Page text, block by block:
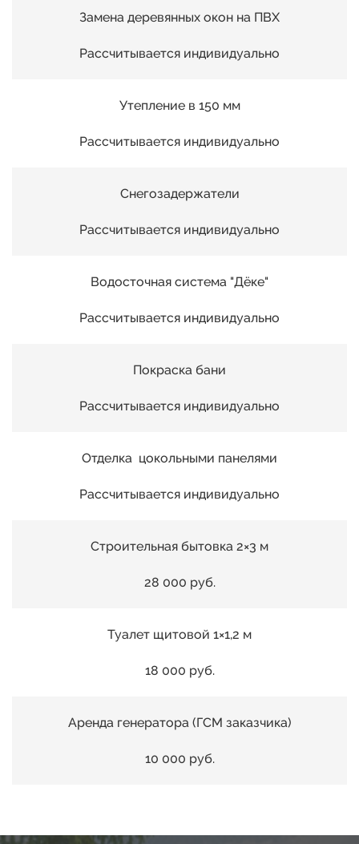
Замена деревянных окон на ПВХ
Рассчитывается индивидуально
Утепление в 150 мм
Рассчитывается индивидуально
Снегозадержатели
Рассчитывается индивидуально
Водосточная система "Дёке"
Рассчитывается индивидуально
Покраска бани
Рассчитывается индивидуально
Отделка цокольными панелями
Рассчитывается индивидуально
Строительная бытовка 2×3 м
28 000 руб.
Туалет щитовой 1×1,2 м
18 000 руб.
Аренда генератора (ГСМ заказчика)
10 000 руб.
00
01
02
03
04
05
06
07
08
09
33
34
35
36
37
38
39
40
41
42
43
44
45
46
47
00
01
02
03
04
05
06